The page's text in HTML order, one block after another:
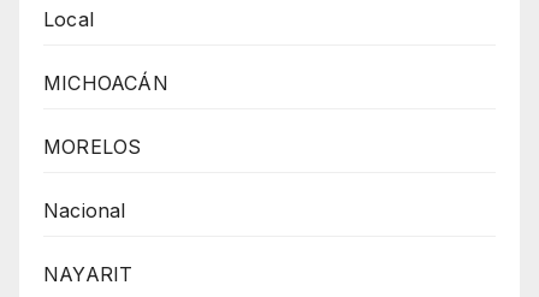
Local
MICHOACÁN
MORELOS
Nacional
NAYARIT